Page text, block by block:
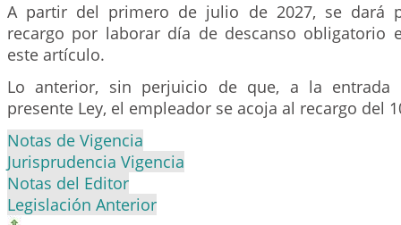
A partir del primero de julio de 2027, se dará
recargo por laborar día de descanso obligatorio
este artículo.
Lo anterior, sin perjuicio de que, a la entrada
presente Ley, el empleador se acoja al recargo del
Notas de Vigencia
Jurisprudencia Vigencia
Notas del Editor
Legislación Anterior